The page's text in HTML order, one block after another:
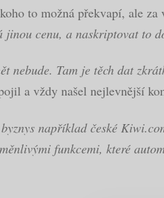
to možná překvapí, ale
jinou cenu, a naskriptovat to
nebude. Tam je těch dat
a vždy našel nejlevnější
například české
funkcemi, které